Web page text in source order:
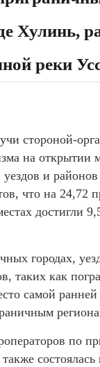
Хулинь,
реки
стороной-
на открытии
и
что на 24,72
достигли
городах,
таких как
самой
по
состоялась